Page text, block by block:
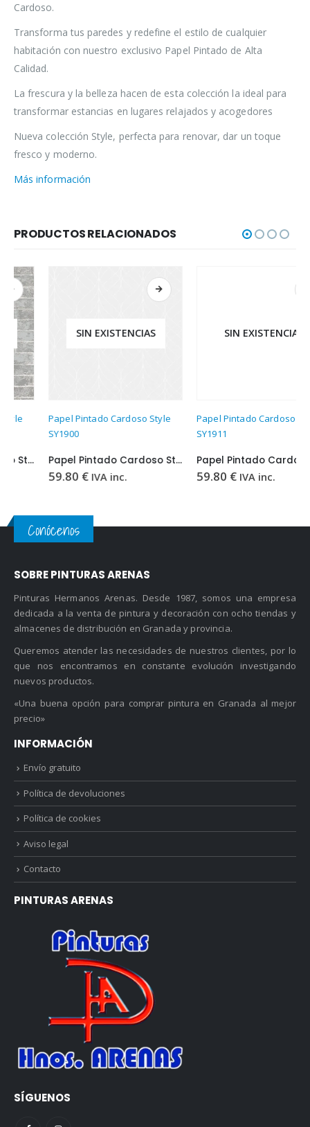
Cardoso.
Transforma tus paredes y redefine el estilo de cualquier
habitación con nuestro exclusivo Papel Pintado de Alta
Calidad.
La frescura y la belleza hacen de esta colección la ideal para
transformar estancias en lugares relajados y acogedores
Nueva colección Style, perfecta para renovar, dar un toque
fresco y moderno.
Más información
PRODUCTOS RELACIONADOS
SIN EXISTENCIAS
Papel Pintado Cardoso Style
Papel Pintado Cardoso Style SY1900
€ IVA inc.
SIN EXISTENCIAS
Papel Pintado Cardoso Style
Papel Pintado Cardoso Style SY1911
€ IVA inc.
Conócenos
SOBRE PINTURAS ARENAS
Pinturas Hermanos Arenas. Desde 1987, somos una empresa
dedicada a la venta de pintura y decoración con ocho tiendas y
almacenes de distribución en Granada y provincia.
Queremos atender las necesidades de nuestros clientes, por lo
que nos encontramos en constante evolución investigando
nuevos productos.
«Una buena opción para comprar pintura en Granada al mejor
precio»
INFORMACIÓN
Envío gratuito
Política de devoluciones
Política de cookies
Aviso legal
Contacto
PINTURAS ARENAS
SÍGUENOS